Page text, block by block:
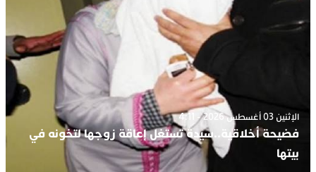
الإثنين 03 أغسطس 2026 - 4:11
فضيحة أخلاقية..سيدة تستغل إعاقة زوجها لتخونه في
بيتها